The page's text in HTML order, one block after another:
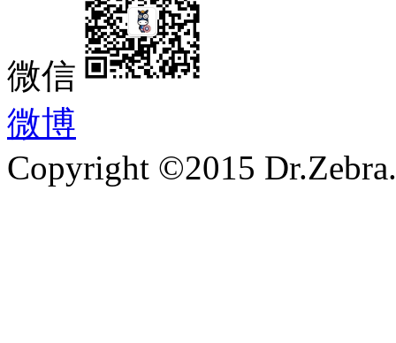
微信
微博
Copyright ©2015